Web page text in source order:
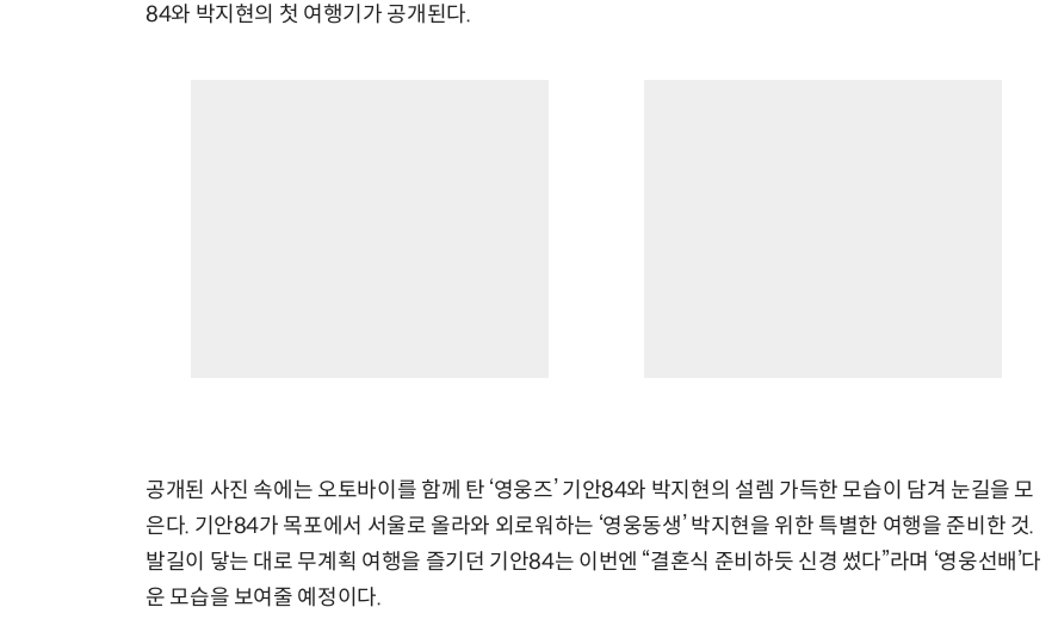
84와 박지현의 첫 여행기가 공개된다.
공개된 사진 속에는 오토바이를 함께 탄 ‘영웅즈’ 기안84와 박지현의 설렘 가득한 모습이 담겨 눈길을 모
은다. 기안84가 목포에서 서울로 올라와 외로워하는 ‘영웅동생’ 박지현을 위한 특별한 여행을 준비한 것.
발길이 닿는 대로 무계획 여행을 즐기던 기안84는 이번엔 “결혼식 준비하듯 신경 썼다”라며 ‘영웅선배’다
운 모습을 보여줄 예정이다.